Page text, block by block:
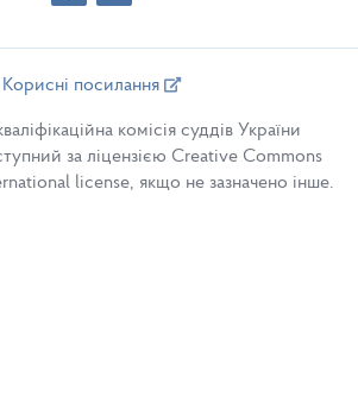
Корисні посилання
комісія суддів України
за ліцензією Creative Commons
license, якщо не зазначено інше.